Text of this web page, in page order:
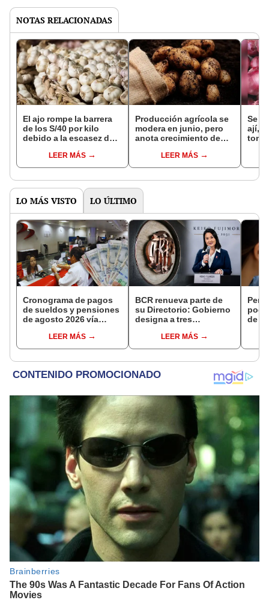
NOTAS RELACIONADAS
El ajo rompe la barrera
de los S/40 por kilo
debido a la escasez de
LEER MÁS
Producción agrícola se
modera en junio, pero
anota crecimiento de
LEER MÁS
Se
ají,
LO MÁS VISTO LO ÚLTIMO
Cronograma de pagos
de sueldos y pensiones
de agosto 2026 vía
conoce las fechas de
depósito
LEER MÁS
BCR renueva parte de
su Directorio: Gobierno
designa a tres
EjecutivoLEER MÁS
de